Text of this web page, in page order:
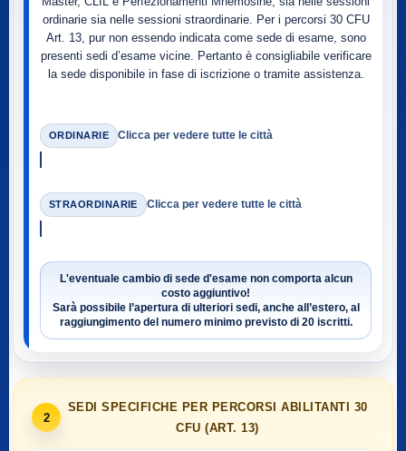
ordinarie sia nelle sessioni straordinarie. Per i percorsi 30 CFU
Art. 13, pur non essendo indicata come sede di esame, sono
presenti sedi d’esame vicine. Pertanto è consigliabile verificare
la sede disponibile in fase di iscrizione o tramite assistenza.
ORDINARIE Clicca per vedere tutte le città
STRAORDINARIE Clicca per vedere tutte le città
L'eventuale cambio di sede d'esame non comporta alcun
costo aggiuntivo!
Sarà possibile l’apertura di ulteriori sedi, anche all’estero, al
raggiungimento del numero minimo previsto di 20 iscritti.
2
SEDI SPECIFICHE PER PERCORSI ABILITANTI 30
CFU (ART. 13)